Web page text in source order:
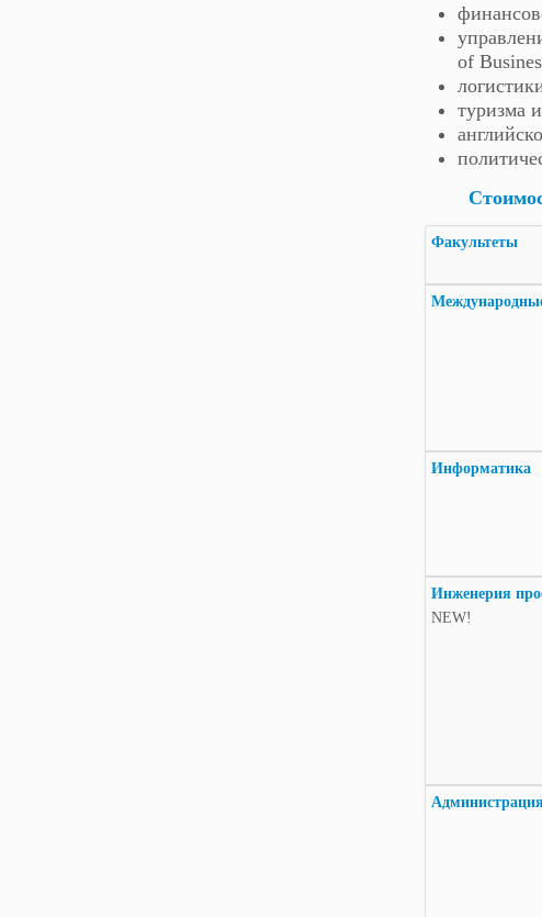
of
туризма
Факультеты
Информатика
Инженерия
NEW!